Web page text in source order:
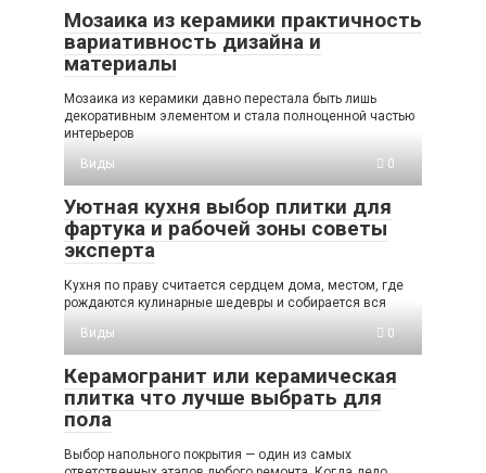
Мозаика из керамики практичность
вариативность дизайна и
материалы
Мозаика из керамики давно перестала быть лишь
декоративным элементом и стала полноценной частью
интерьеров
Виды
0
Уютная кухня выбор плитки для
фартука и рабочей зоны советы
эксперта
Кухня по праву считается сердцем дома, местом, где
рождаются кулинарные шедевры и собирается вся
Виды
0
Керамогранит или керамическая
плитка что лучше выбрать для
пола
Выбор напольного покрытия — один из самых